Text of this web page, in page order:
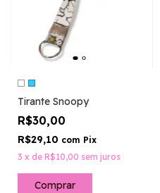
Tirante Snoopy
R$30,00
R$29,10 com Pix
3 x de R$10,00 sem juros
Comprar